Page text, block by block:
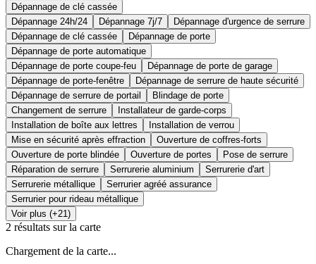
Dépannage de clé cassée
Dépannage 24h/24
Dépannage 7j/7
Dépannage d'urgence de serrure
Dépannage de clé cassée
Dépannage de porte
Dépannage de porte automatique
Dépannage de porte coupe-feu
Dépannage de porte de garage
Dépannage de porte-fenêtre
Dépannage de serrure de haute sécurité
Dépannage de serrure de portail
Blindage de porte
Changement de serrure
Installateur de garde-corps
Installation de boîte aux lettres
Installation de verrou
Mise en sécurité après effraction
Ouverture de coffres-forts
Ouverture de porte blindée
Ouverture de portes
Pose de serrure
Réparation de serrure
Serrurerie aluminium
Serrurerie d'art
Serrurerie métallique
Serrurier agréé assurance
Serrurier pour rideau métallique
Voir plus (+21)
2 résultats sur la carte
Chargement de la carte...